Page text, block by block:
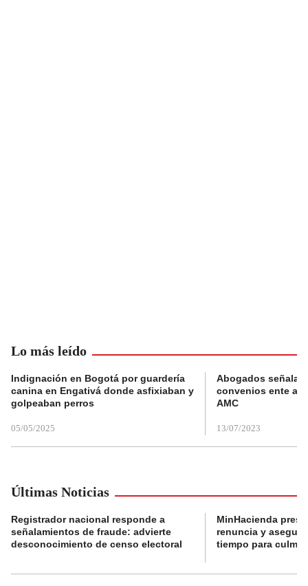
Lo más leído
Indignación en Bogotá por guardería
canina en Engativá donde asfixiaban y
golpeaban perros
05/05/2025
Abogados
convenios ente
AMC
13/07/2023
Últimas Noticias
Registrador nacional responde a
señalamientos de fraude: advierte
desconocimiento de censo electoral
MinHacienda
renuncia y
tiempo para